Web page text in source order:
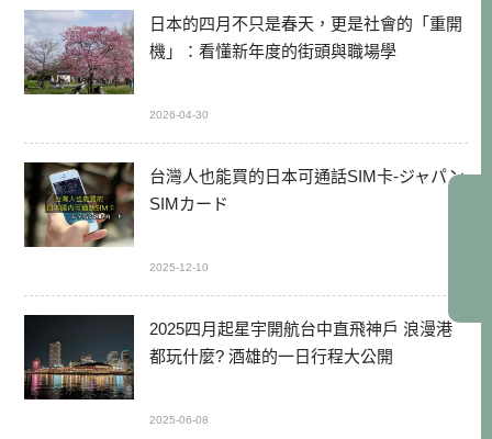
日本的四月不只是春天，更是社會的「重開
機」：看懂新年度的街頭與職場學
2026-04-30
台灣人也能買的日本可通話SIM卡-ジャパン
SIMカード
2025-12-10
2025四月起星宇開航台中直飛神戶 浪漫港
都玩什麼? 酒雄的一日行程大公開
2025-06-08